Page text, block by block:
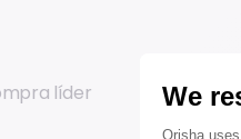
líder